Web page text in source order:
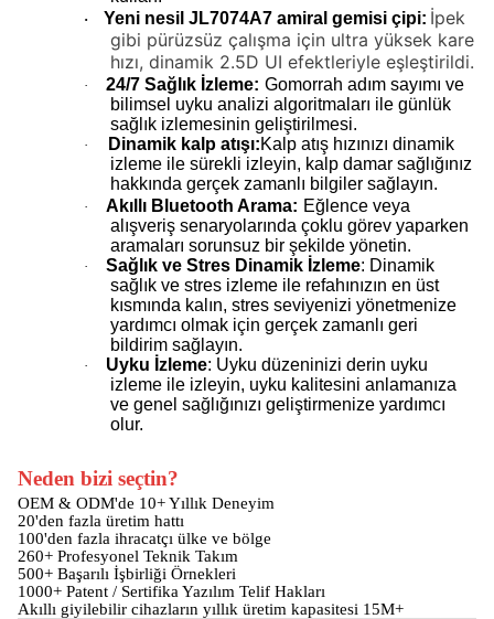
· Yeni nesil JL7074A7 amiral gemisi çipi: İpek
gibi pürüzsüz çalışma için ultra yüksek kare
hızı, dinamik 2.5D UI efektleriyle eşleştirildi.
· 24/7 Sağlık İzleme: Gomorrah adım sayımı ve
bilimsel uyku analizi algoritmaları ile günlük
sağlık izlemesinin geliştirilmesi.
· Dinamik kalp atışı:Kalp atış hızınızı dinamik
izleme ile sürekli izleyin, kalp damar sağlığınız
hakkında gerçek zamanlı bilgiler sağlayın.
· Akıllı Bluetooth Arama: Eğlence veya
alışveriş senaryolarında çoklu görev yaparken
aramaları sorunsuz bir şekilde yönetin.
· Sağlık ve Stres Dinamik İzleme: Dinamik
sağlık ve stres izleme ile refahınızın en üst
kısmında kalın, stres seviyenizi yönetmenize
yardımcı olmak için gerçek zamanlı geri
bildirim sağlayın.
· Uyku İzleme: Uyku düzeninizi derin uyku
izleme ile izleyin, uyku kalitesini anlamanıza
ve genel sağlığınızı geliştirmenize yardımcı
olur.
Neden bizi seçtin?
OEM & ODM'de 10+ Yıllık Deneyim
20'den fazla üretim hattı
100'den fazla ihracatçı ülke ve bölge
260+ Profesyonel Teknik Takım
500+ Başarılı İşbirliği Örnekleri
1000+ Patent / Sertifika Yazılım Telif Hakları
Akıllı giyilebilir cihazların yıllık üretim kapasitesi 15M+